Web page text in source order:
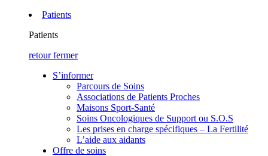
Patients
Patients
retour fermer
S’informer
Parcours de Soins
Associations de Patients Proches
Maisons Sport-Santé
Soins Oncologiques de Support ou S.O.S
Les prises en charge spécifiques – La Fertilité
L’aide aux aidants
Offre de soins